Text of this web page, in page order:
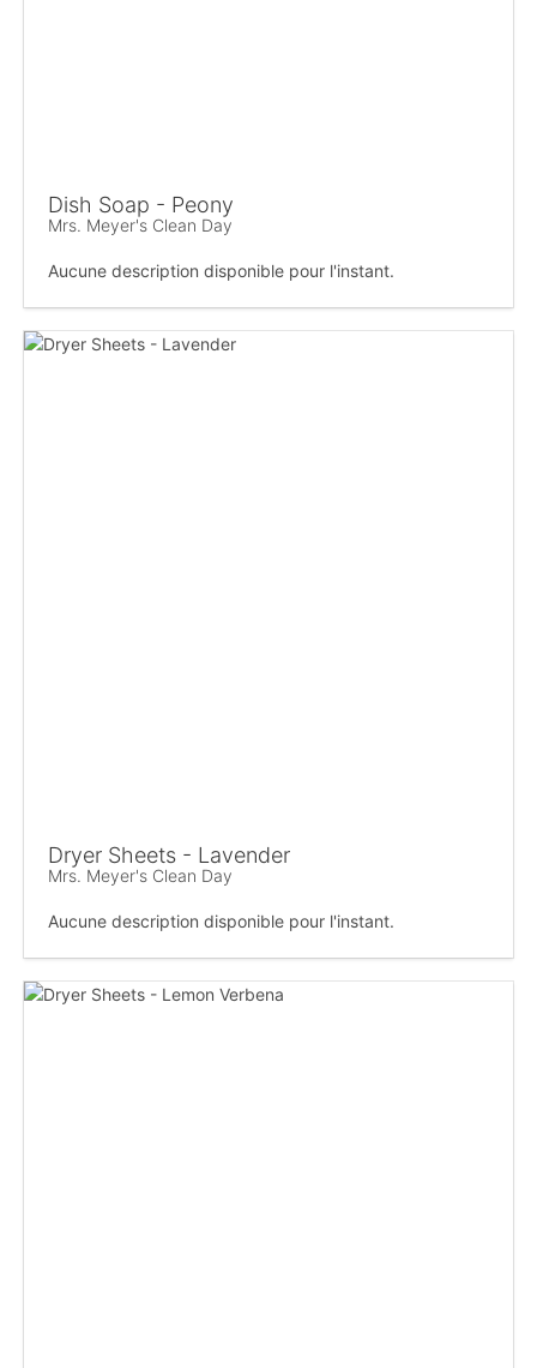
Dish Soap - Peony
Mrs. Meyer's Clean Day
Aucune description disponible pour l'instant.
Dryer Sheets - Lavender
Mrs. Meyer's Clean Day
Aucune description disponible pour l'instant.